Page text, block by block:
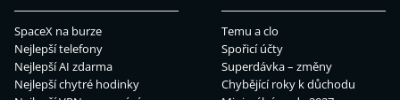
SpaceX na burze
Nejlepší telefony
Nejlepší AI zdarma
Nejlepší chytré hodinky
Temu a clo
Spořicí účty
Superdávka – změny
Chybějící roky k důchodu